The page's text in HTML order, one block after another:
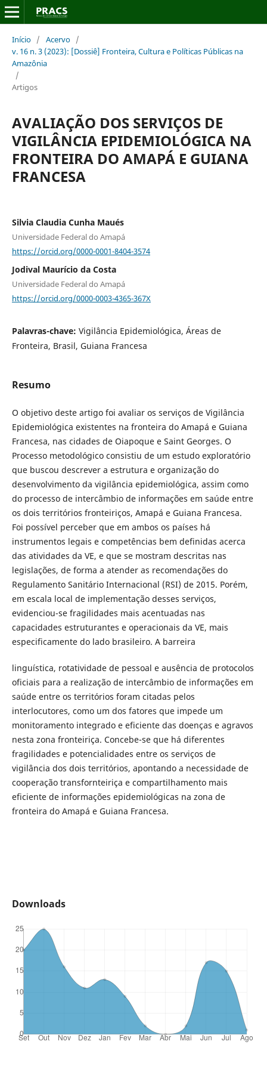
Início / Acervo /
v. 16 n. 3 (2023): [Dossiê] Fronteira, Cultura e Políticas Públicas na
Amazônia
/
Artigos
AVALIAÇÃO DOS SERVIÇOS DE
VIGILÂNCIA EPIDEMIOLÓGICA NA
FRONTEIRA DO AMAPÁ E GUIANA
FRANCESA
Silvia Claudia Cunha Maués
Universidade Federal do Amapá
https://orcid.org/0000-0001-8404-3574
Jodival Maurício da Costa
Universidade Federal do Amapá
https://orcid.org/0000-0003-4365-367X
Palavras-chave: Vigilância Epidemiológica, Áreas de
Fronteira, Brasil, Guiana Francesa
Resumo
O objetivo deste artigo foi avaliar os serviços de Vigilância
Epidemiológica existentes na fronteira do Amapá e Guiana
Francesa, nas cidades de Oiapoque e Saint Georges. O
Processo metodológico consistiu de um estudo exploratório
que buscou descrever a estrutura e organização do
desenvolvimento da vigilância epidemiológica, assim como
do processo de intercâmbio de informações em saúde entre
os dois territórios fronteiriços, Amapá e Guiana Francesa.
Foi possível perceber que em ambos os países há
instrumentos legais e competências bem definidas acerca
das atividades da VE, e que se mostram descritas nas
legislações, de forma a atender as recomendações do
Regulamento Sanitário Internacional (RSI) de 2015. Porém,
em escala local de implementação desses serviços,
evidenciou-se fragilidades mais acentuadas nas
capacidades estruturantes e operacionais da VE, mais
especificamente do lado brasileiro. A barreira
linguística, rotatividade de pessoal e ausência de protocolos
oficiais para a realização de intercâmbio de informações em
saúde entre os territórios foram citadas pelos
interlocutores, como um dos fatores que impede um
monitoramento integrado e eficiente das doenças e agravos
nesta zona fronteiriça. Concebe-se que há diferentes
fragilidades e potencialidades entre os serviços de
vigilância dos dois territórios, apontando a necessidade de
cooperação transfornteiriça e compartilhamento mais
eficiente de informações epidemiológicas na zona de
fronteira do Amapá e Guiana Francesa.
Downloads